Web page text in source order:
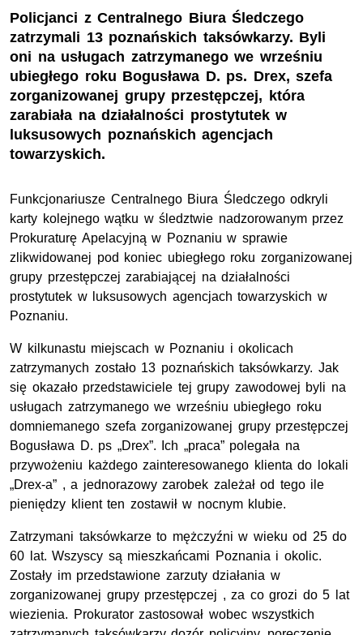
Policjanci z Centralnego Biura Śledczego
zatrzymali 13 poznańskich taksówkarzy. Byli
oni na usługach zatrzymanego we wrześniu
ubiegłego roku Bogusława D. ps. Drex, szefa
zorganizowanej grupy przestępczej, która
zarabiała na działalności prostytutek w
luksusowych poznańskich agencjach
towarzyskich.
Funkcjonariusze Centralnego Biura Śledczego odkryli
karty kolejnego wątku w śledztwie nadzorowanym przez
Prokuraturę Apelacyjną w Poznaniu w sprawie
zlikwidowanej pod koniec ubiegłego roku zorganizowanej
grupy przestępczej zarabiającej na działalności
prostytutek w luksusowych agencjach towarzyskich w
Poznaniu.
W kilkunastu miejscach w Poznaniu i okolicach
zatrzymanych zostało 13 poznańskich taksówkarzy. Jak
się okazało przedstawiciele tej grupy zawodowej byli na
usługach zatrzymanego we wrześniu ubiegłego roku
domniemanego szefa zorganizowanej grupy przestępczej
Bogusława D. ps „Drex”. Ich „praca” polegała na
przywożeniu każdego zainteresowanego klienta do lokali
„Drex-a” , a jednorazowy zarobek zależał od tego ile
pieniędzy klient ten zostawił w nocnym klubie.
Zatrzymani taksówkarze to mężczyźni w wieku od 25 do
60 lat. Wszyscy są mieszkańcami Poznania i okolic.
Zostały im przedstawione zarzuty działania w
zorganizowanej grupy przestępczej , za co grozi do 5 lat
wiezienia. Prokurator zastosował wobec wszystkich